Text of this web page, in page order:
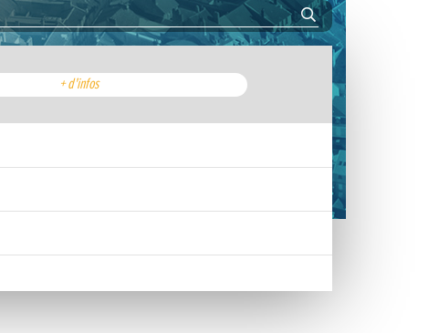
+ d'infos